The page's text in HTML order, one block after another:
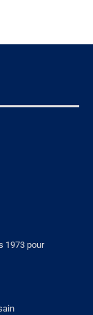
1973 pour